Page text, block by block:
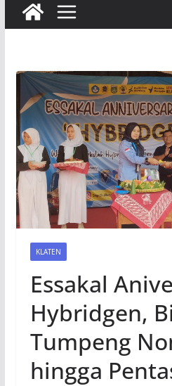
KLATEN
Essakal
Hybridgen,
Tumpeng
hingga